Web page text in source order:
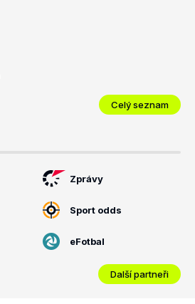
Celý seznam
Zprávy
Sport odds
eFotbal
Další partneři